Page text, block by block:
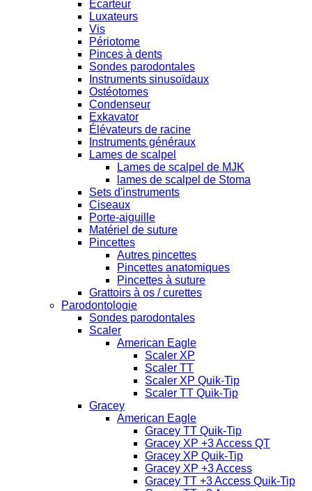
Ecarteur
Luxateurs
Vis
Périotome
Pinces à dents
Sondes parodontales
Instruments sinusoïdaux
Ostéotomes
Condenseur
Exkavator
Élévateurs de racine
Instruments généraux
Lames de scalpel
Lames de scalpel de MJK
lames de scalpel de Stoma
Sets d'instruments
Ciseaux
Porte-aiguille
Matériel de suture
Pincettes
Autres pincettes
Pincettes anatomiques
Pincettes à suture
Grattoirs à os / curettes
Parodontologie
Sondes parodontales
Scaler
American Eagle
Scaler XP
Scaler TT
Scaler XP Quik-Tip
Scaler TT Quik-Tip
Gracey
American Eagle
Gracey TT Quik-Tip
Gracey XP +3 Access QT
Gracey XP Quik-Tip
Gracey XP +3 Access
Gracey TT +3 Access Quik-Tip